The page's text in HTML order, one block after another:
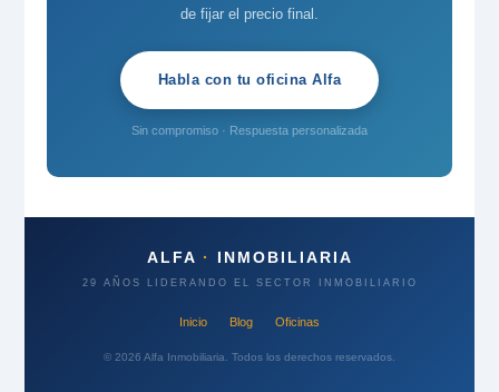
de fijar el precio final.
Habla con tu oficina Alfa
Sin compromiso · Respuesta personalizada
ALFA · INMOBILIARIA
29 AÑOS LIDERANDO EL SECTOR INMOBILIARIO
Inicio Blog Oficinas
© 2026 Alfa Inmobiliaria. Todos los derechos reservados.